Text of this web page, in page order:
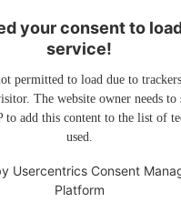
your consent to
service!
permitted to load due to
The website owner needs to
to add this content to the list of
used.
Usercentrics Consent
Platform